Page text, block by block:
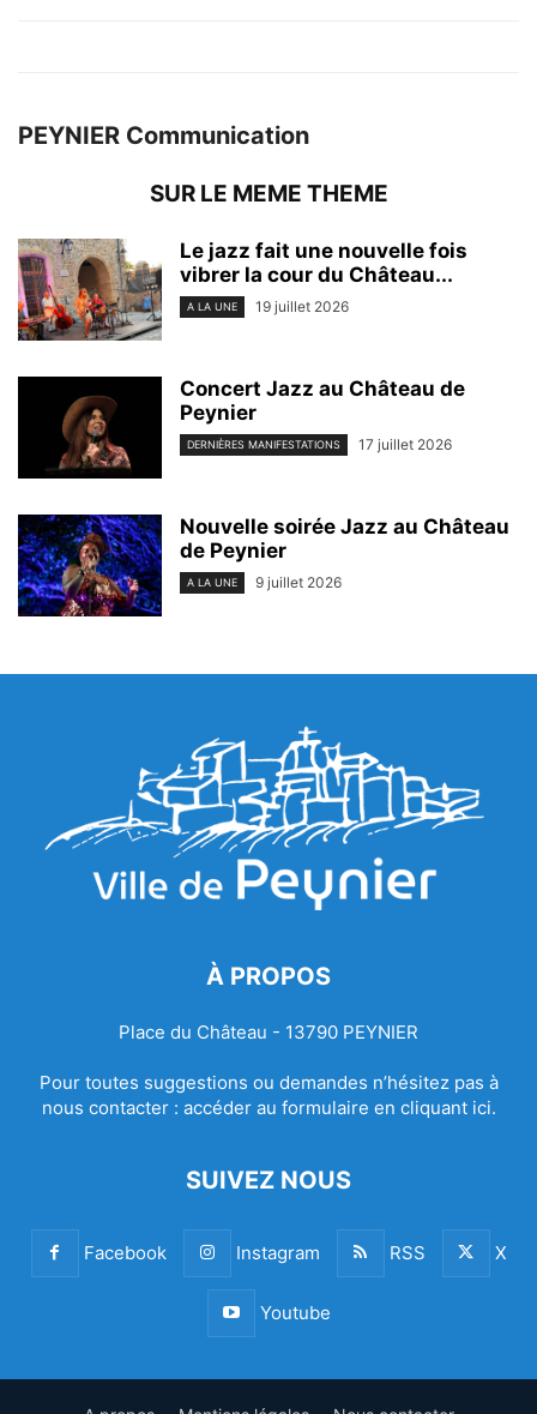
PEYNIER Communication
SUR LE MEME THEME
Le jazz fait une nouvelle fois
vibrer la cour du Château...
A LA UNE 19 juillet 2026
Concert Jazz au Château de
Peynier
DERNIÈRES MANIFESTATIONS 17 juillet 2026
Nouvelle soirée Jazz au Château
de Peynier
A LA UNE 9 juillet 2026
À PROPOS
Place du Château - 13790 PEYNIER
Pour toutes suggestions ou demandes n’hésitez pas à
nous contacter : accéder au formulaire en cliquant ici.
SUIVEZ NOUS
Facebook Instagram RSS X
Youtube